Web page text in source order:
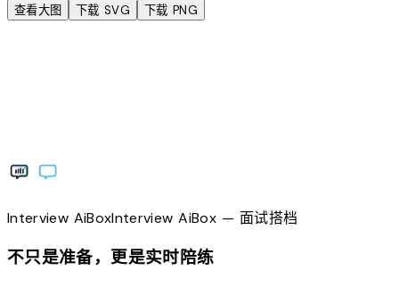
查看大图 下载 SVG 下载 PNG
Interview AiBoxInterviewAiBox— 面试搭档
不只是准备，更是实时陪练